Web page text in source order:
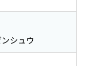
シュウ